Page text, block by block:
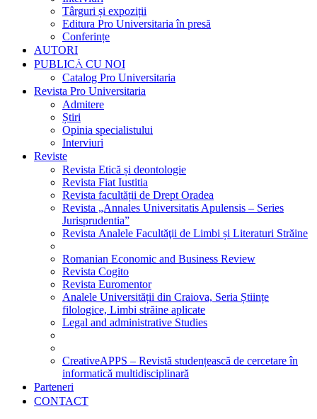
Târguri și expoziții
Editura Pro Universitaria în presă
Conferințe
AUTORI
PUBLICĂ CU NOI
Catalog Pro Universitaria
Revista Pro Universitaria
Admitere
Știri
Opinia specialistului
Interviuri
Reviste
Revista Etică și deontologie
Revista Fiat Iustitia
Revista facultății de Drept Oradea
Revista „Annales Universitatis Apulensis – Series
Jurisprudentia”
Revista Analele Facultăţii de Limbi și Literaturi Străine
Romanian Economic and Business Review
Revista Cogito
Revista Euromentor
Analele Universității din Craiova, Seria Științe
filologice, Limbi străine aplicate
Legal and administrative Studies
CreativeAPPS – Revistă studențească de cercetare în
informatică multidisciplinară
Parteneri
CONTACT